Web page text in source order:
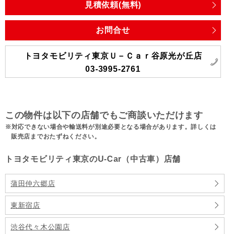
見積依頼(無料)
お問合せ
トヨタモビリティ東京Ｕ－Ｃａｒ谷原光が丘店
03-3995-2761
この物件は以下の店舗でもご商談いただけます
対応できない場合や輸送料が別途必要となる場合があります。詳しくは
販売店までおたずねください。
トヨタモビリティ東京のU-Car（中古車）店舗
蒲田仲六郷店
東新宿店
渋谷代々木公園店